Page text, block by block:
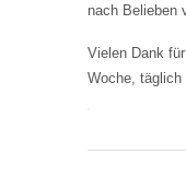
nach Belieben
Vielen Dank
Woche, täglich